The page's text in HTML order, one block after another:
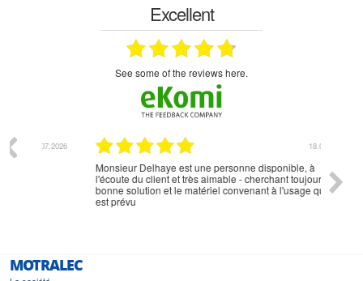
Excellent
see some of the reviews here.
Monsieur Delhaye est une personne disponible, à
l'écoute du client et très aimable - cherchant toujours la
bonne solution et le matériel convenant à l'usage qui en
MOTRALEC